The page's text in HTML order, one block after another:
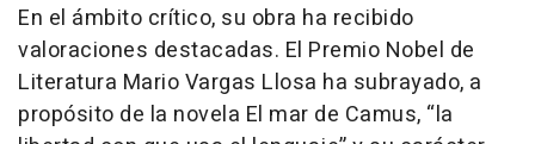
En el ámbito crítico, su obra ha recibido
valoraciones destacadas. El Premio Nobel de
Literatura Mario Vargas Llosa ha subrayado, a
propósito de la novela El mar de Camus, “la